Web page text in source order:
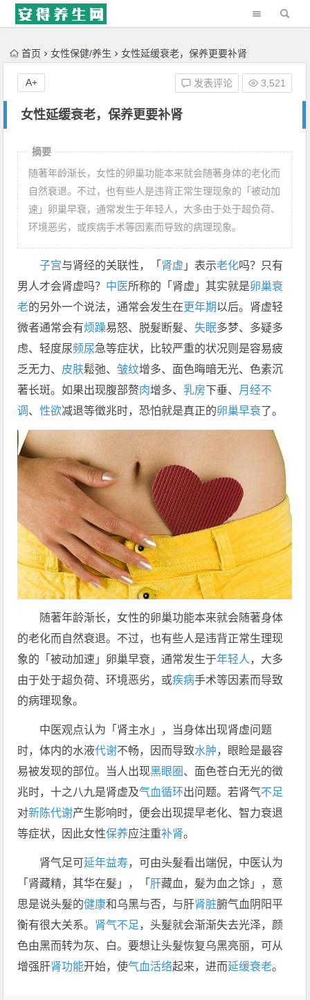
'); })();
首页 女性保健/养生 女性延缓衰老，保养更要补肾
女性延缓衰老，保养更要补肾
发表评论 3,521
A+
摘要
随著年龄渐长，女性的卵巢功能本来就会随著身体的老化而
自然衰退。不过，也有些人是违背正常生理现象的「被动加
速」卵巢早衰，通常发生于年轻人，大多由于处于超负荷、
环境恶劣，或疾病手术等因素而导致的病理现象。
子宫与肾经的关联性，「 肾虚 」表示老化吗？只有
男人才会肾虚吗？ 中医所称的「肾虚」其实就是卵巢衰
老的另外一个说法，通常会发生在更年期以后。肾虚轻
微者通常会有烦躁易怒、脱髮断髮、失眠多梦、多疑多
虑、轻度尿频尿急等症状，比较严重的状况则是容易疲
乏无力、 皮肤鬆弛、皱纹增多、面色晦暗无光、色素沉
著长斑。如果出现腹部赘肉增多、乳房下垂、 月经不
调 、性欲减退等徵兆时，恐怕就是真正的卵巢早衰了。
随著年龄渐长，女性的卵巢功能本来就会随著身体
的老化而自然衰退。不过，也有些人是违背正常生理现
象的「被动加速」卵巢早衰，通常发生于年轻人 ，大多
由于处于超负荷、环境恶劣，或疾病手术等因素而导致
的病理现象。
中医观点认为「肾主水」，当身体出现肾虚问题
时，体内的水液代谢不畅，因而导致水肿，眼睑是最容
易被发现的部位。当人出现黑眼圈 、面色苍白无光的徵
兆时，十之八九是肾虚及气血循环出问题。若肾气不足
对新陈代谢产生影响时，便会出现提早老化、智力衰退
等症状，因此女性保养应注重补肾。
肾气足可延年益寿，可由头髮看出端倪，中医认为
「肾藏精，其华在髮」，「 肝藏血，髮为血之馀」，意
思是说头髮的健康和乌黑与否，与肝肾脏腑气血阴阳平
衡有很大关系。 肾气不足 ，头髮就会渐渐失去光泽，颜
色由黑而转为灰、白。要想让头髮恢复乌黑亮丽，可从
增强肝肾功能开始，使气血活络起来，进而延缓衰老。